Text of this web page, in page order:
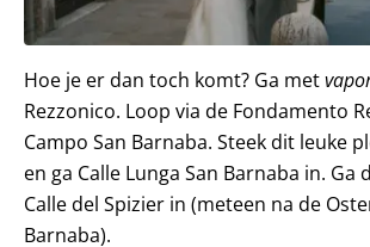
Hoe je er dan toch komt? Ga met
Rezzonico. Loop via de Fondamento
Campo San Barnaba. Steek dit leuke
en ga Calle Lunga San Barnaba in. Ga
Calle del Spizier in (meteen na de
Barnaba).